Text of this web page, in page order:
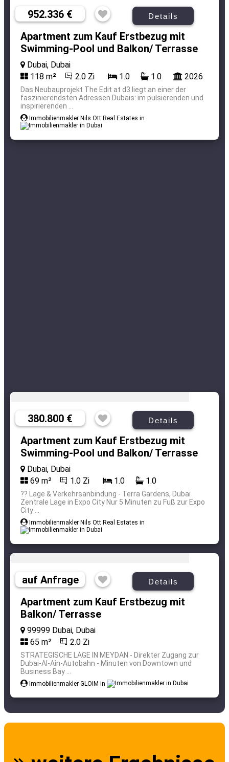
952.336 € Details
Apartment zum Kauf Erstbezug mit
Swimming-Pool und Balkon/ Terrasse
Dubai, Dubai
118 m²
2.0 Zi 1.0 1.0 2026
Das Neubauprojekt The Edit at d3 liegt an einer der
faszinierendsten Adressen Dubais: im pulsierenden und
inspirierenden ...
Immobilienmakler Nils Ott Real Estates in
380.800 € Details
Apartment zum Kauf Erstbezug mit
Swimming-Pool und Balkon/ Terrasse
Dubai, Dubai
69 m²
1.0 Zi 1.0 1.0
?? Lage & Verkehrsanbindung - Terra Gardens, Dubai
Zentrale Lage in Expo City Nur 5 Minuten zu Fuß zur Expo
City ...
Immobilienmakler Nils Ott Real Estates in
auf Anfrage Details
Apartment zum Kauf Erstbezug mit
Balkon/ Terrasse
99999 Dubai, Dubai
65 m²
2.0 Zi
STRATEGISCHE LAGE IN MEYDAN - Direkter Zugang zur
Dubai-Al-Ain-Autobahn - Minuten von Downtown und
Business Bay ...
Immobilienmakler GLOIM in